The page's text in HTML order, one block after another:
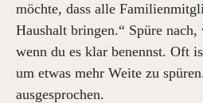
möchte, dass alle
Haushalt bringen.“ Spüre nach,
wenn du es klar benennst. Oft
um etwas mehr Weite zu
ausgesprochen.